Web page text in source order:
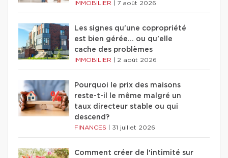
IMMOBILIER 7 août 2026
Les signes qu'une copropriété
est bien gérée… ou qu'elle
cache des problèmes
IMMOBILIER 2 août 2026
Pourquoi le prix des maisons
reste-t-il le même malgré un
taux directeur stable ou qui
descend?
FINANCES 31 juillet 2026
Comment créer de l'intimité sur